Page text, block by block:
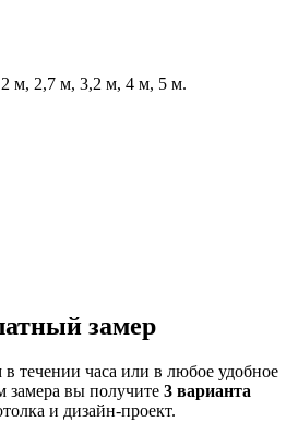
м, 2,7 м, 3,2 м, 4 м, 5 м.
замер
течении часа или в любое удобное
замера вы получите 3 варианта
и дизайн-проект.